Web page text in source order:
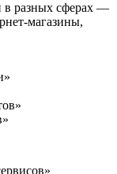
в разных сферах —
магазины,